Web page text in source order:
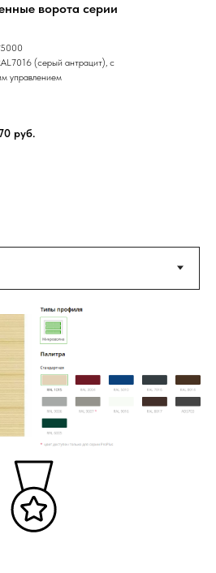
ворота серии
(серый антрацит), c
управлением
руб.